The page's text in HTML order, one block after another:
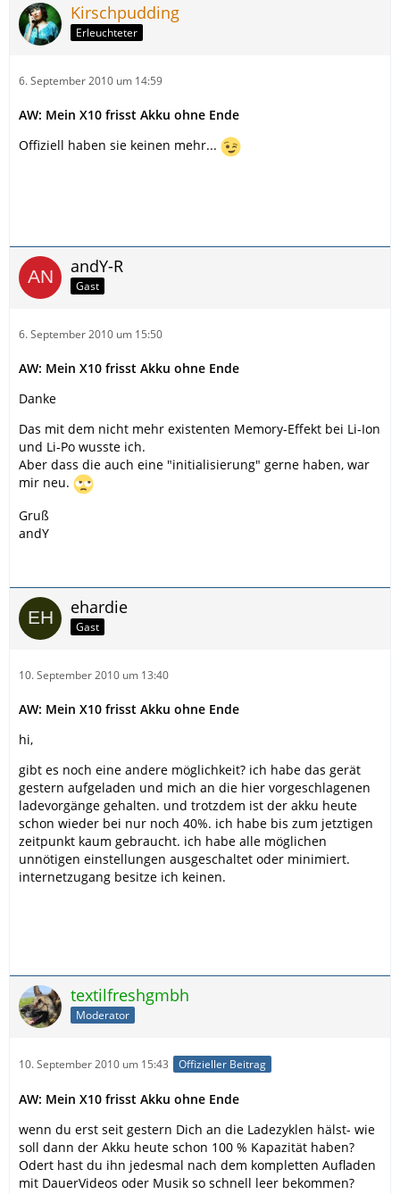
Kirschpudding
Erleuchteter
6. September 2010 um 14:59
AW: Mein X10 frisst Akku ohne Ende
Offiziell haben sie keinen mehr...
andY-R
Gast
6. September 2010 um 15:50
AW: Mein X10 frisst Akku ohne Ende
Danke
Das mit dem nicht mehr existenten Memory-Effekt bei Li-Ion
und Li-Po wusste ich.
Aber dass die auch eine "initialisierung" gerne haben, war
mir neu.
Gruß
andY
ehardie
Gast
10. September 2010 um 13:40
AW: Mein X10 frisst Akku ohne Ende
hi,
gibt es noch eine andere möglichkeit? ich habe das gerät
gestern aufgeladen und mich an die hier vorgeschlagenen
ladevorgänge gehalten. und trotzdem ist der akku heute
schon wieder bei nur noch 40%. ich habe bis zum jetztigen
zeitpunkt kaum gebraucht. ich habe alle möglichen
unnötigen einstellungen ausgeschaltet oder minimiert.
internetzugang besitze ich keinen.
textilfreshgmbh
Moderator
10. September 2010 um 15:43 Offizieller Beitrag
AW: Mein X10 frisst Akku ohne Ende
wenn du erst seit gestern Dich an die Ladezyklen hälst- wie
soll dann der Akku heute schon 100 % Kapazität haben?
Odert hast du ihn jedesmal nach dem kompletten Aufladen
mit DauerVideos oder Musik so schnell leer bekommen?